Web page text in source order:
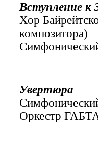
Вступление к
Хор
композитора)
Увертюра
Оркестр